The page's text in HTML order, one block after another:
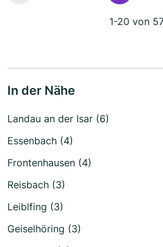
1-20 von
In der Nähe
Landau an der Isar (6)
Essenbach (4)
Frontenhausen (4)
Reisbach (3)
Leiblfing (3)
Geiselhöring (3)